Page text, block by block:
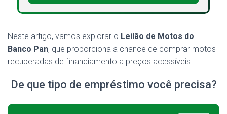
Neste artigo, vamos explorar o Leilão de Motos do
Banco Pan, que proporciona a chance de comprar motos
recuperadas de financiamento a preços acessíveis.
De que tipo de empréstimo você precisa?